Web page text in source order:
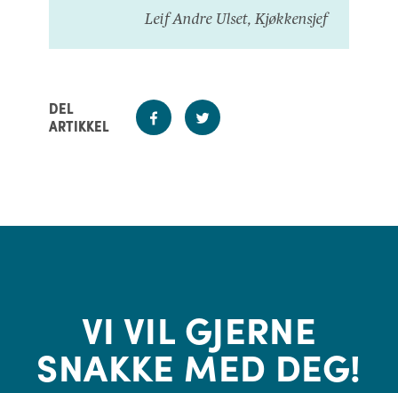
Leif Andre Ulset, Kjøkkensjef
DEL
ARTIKKEL
VI VIL GJERNE
SNAKKE MED DEG!